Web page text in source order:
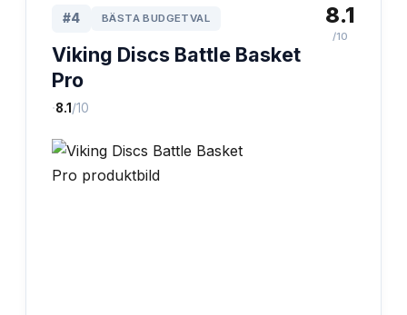
#4 BÄSTA BUDGETVAL
Viking Discs Battle Basket
Pro
·8.1 /10
8.1
/10